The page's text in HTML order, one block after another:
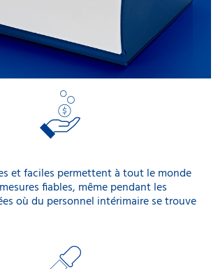
et faciles permettent à tout le monde
fiables, même pendant les
où du personnel intérimaire se trouve